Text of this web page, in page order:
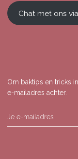
Chat met ons
Om baktips en tricks
e-mailadres achter.